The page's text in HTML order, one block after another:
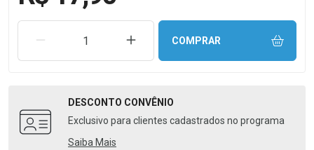
REMOVER UMA UNIDADEAUMENTAR UMA UNIDADE
COMPRAR
DESCONTO CONVÊNIO
Exclusivo para clientes cadastrados no programa
Saiba Mais